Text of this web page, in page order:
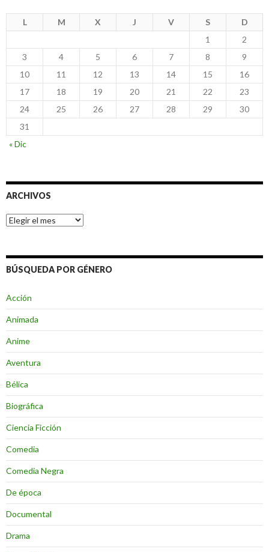
L M X J V S
D
1
2
3
4 5 6 7 8
9
10
11 12 13 14 15
16
17
18 19 20 21 22
23
24
25 26 27 28 29
30
31
« Dic
ARCHIVOS
Archivos
BÚSQUEDA POR GÉNERO
Acción
Animada
Anime
Aventura
Bélica
Biográfica
Ciencia Ficción
Comedia
Comedia Negra
De época
Documental
Drama